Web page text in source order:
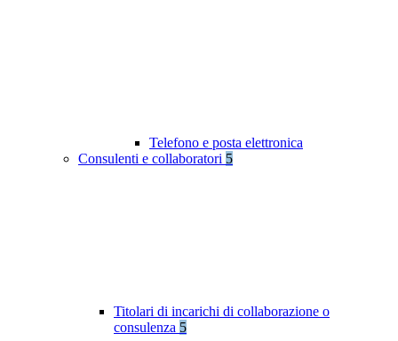
Telefono e posta elettronica
Consulenti e collaboratori 5
Titolari di incarichi di collaborazione o
consulenza 5